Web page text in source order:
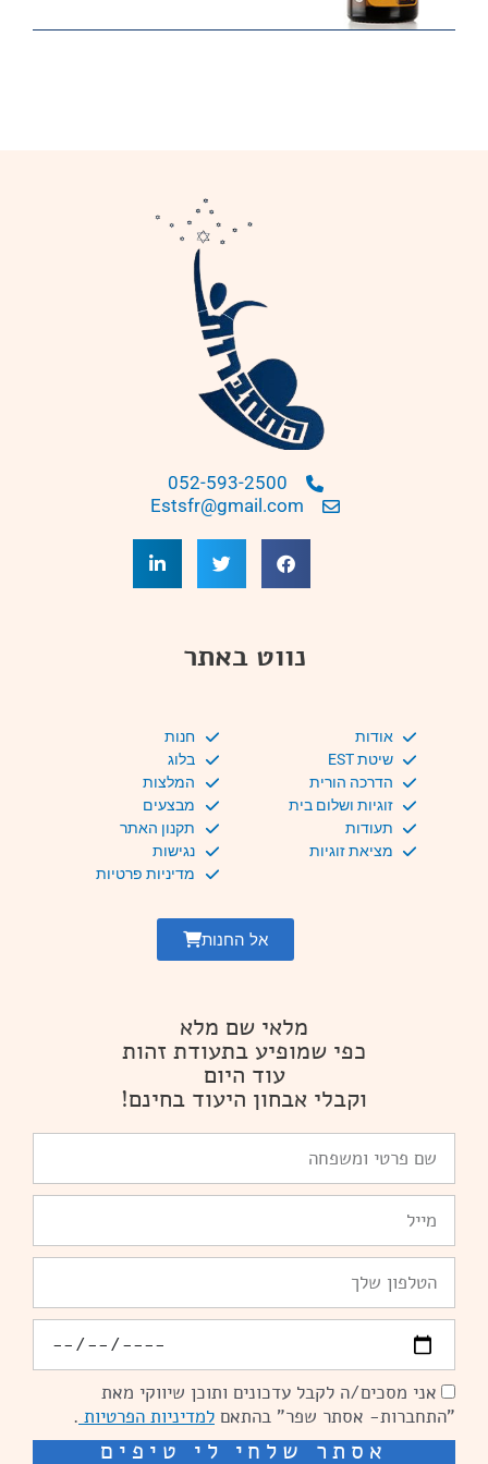
052-593-2500
Estsfr@gmail.com
נווט באתר
אודות
שיטת EST
הדרכה הורית
זוגיות ושלום בית
תעודות
מציאת זוגיות
חנות
בלוג
המלצות
מבצעים
תקנון האתר
נגישות
מדיניות פרטיות
אל החנות
מלאי שם מלא
כפי שמופיע בתעודת זהות
עוד היום
וקבלי אבחון היעוד בחינם!
פרטי
ומשפחה
הסכמהאני מסכים/ה לקבל עדכונים ותוכן שיווקי מאת
"התחברות- אסתר שפר" בהתאם למדיניות הפרטיות .
אסתר שלחי לי טיפים